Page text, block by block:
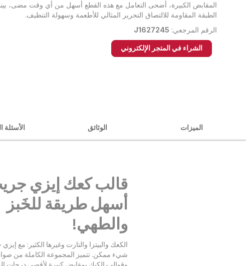
المقابض الكبيرة، أضحى التعامل مع هذه القطع أسهل من أي وقت مضى،
الطبقة المقاومة للالتصاق التحرير المثالي للأطعمة وسهولة التنظيف.
الرقم المرجعي: J1627245
الشراء في المتجر الإلكتروني
الميزات الوثائق الأسئلة
قالب كعك إيزي
أسهل طريقة للخَبز
والطهي!
الكعك والبيتزا والتارت وغيرها الكثير: مع
شيء ممكن. تتميز المجموعة الكاملة من